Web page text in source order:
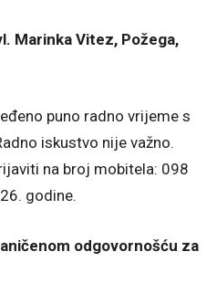
Marinka Vitez, Požega,
puno radno vrijeme s
iskustvo nije važno.
na broj mobitela: 098
godine.
odgovornošću za